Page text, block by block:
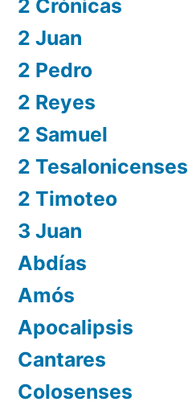
2 Crónicas
2 Juan
2 Pedro
2 Reyes
2 Samuel
2 Tesalonicenses
2 Timoteo
3 Juan
Abdías
Amós
Apocalipsis
Cantares
Colosenses